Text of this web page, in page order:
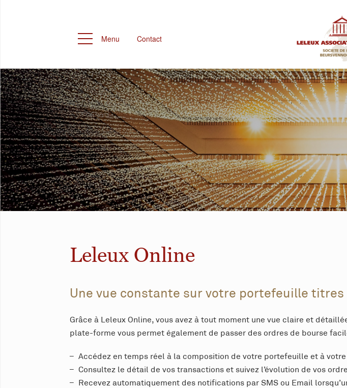
Menu Contact
Leleux Online
Une vue constante sur votre portefeuille titres
Grâce à Leleux Online, vous avez à tout moment une vue claire et
plate-forme vous permet également de passer des ordres de bourse
Accédez en temps réel à la composition de votre portefeuille et à
Consultez le détail de vos transactions et suivez l’évolution de vos
Recevez automatiquement des notifications par SMS ou Email